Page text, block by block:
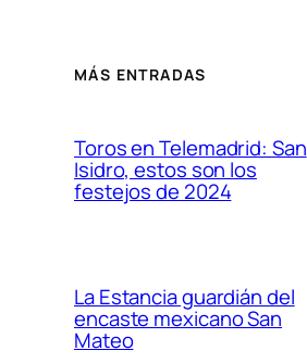
MÁS ENTRADAS
Toros en Telemadrid: San
Isidro, estos son los
festejos de 2024
La Estancia guardián del
encaste mexicano San
Mateo